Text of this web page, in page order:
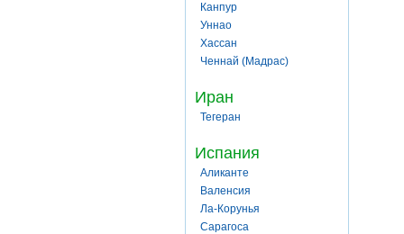
Канпур
Уннао
Хассан
Ченнай (Мадрас)
Иран
Тегеран
Испания
Аликанте
Валенсия
Ла-Корунья
Сарагоса